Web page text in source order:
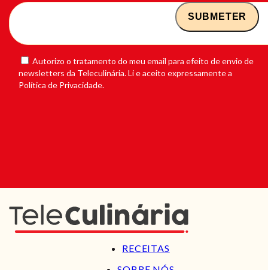
Autorizo o tratamento do meu email para efeito de envio de
newsletters da Teleculinária. Li e aceito expressamente a
Política de Privacidade.
RECEITAS